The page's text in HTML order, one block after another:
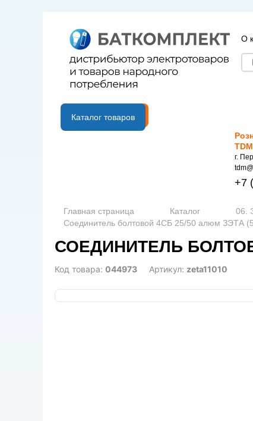
О
B2B портал
Каталог товаров
г.
+7
Главная страница Каталог 06.
Соединитель болтовой 4СБ 25/50 алюм ЗЭТА
СОЕДИНИТЕЛЬ
Код товара: 044973 Артикул: zeta11010